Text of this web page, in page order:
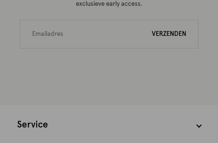
exclusieve early access.
VERZENDEN
Service